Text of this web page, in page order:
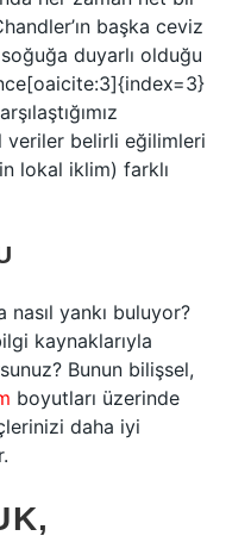
başka ceviz
duyarlı olduğu
belirli eğilimleri
lokal iklim) farklı
nasıl yankı buluyor?
kaynaklarıyla
Bunun bilişsel,
boyutları üzerinde
daha iyi